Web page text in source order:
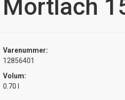
Mortlach
Varenummer:
12856401
Volum:
0.70 l